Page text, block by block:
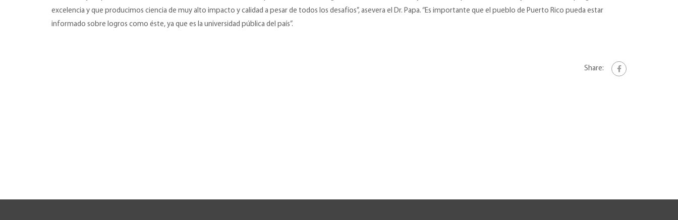
excelencia y que producimos ciencia de muy alto impacto y calidad a pesar de todos los desafíos”, asevera el Dr. Papa. “Es importante que el pueblo de Puerto Rico pueda estar
informado sobre logros como éste, ya que es la universidad pública del país”.
Share: